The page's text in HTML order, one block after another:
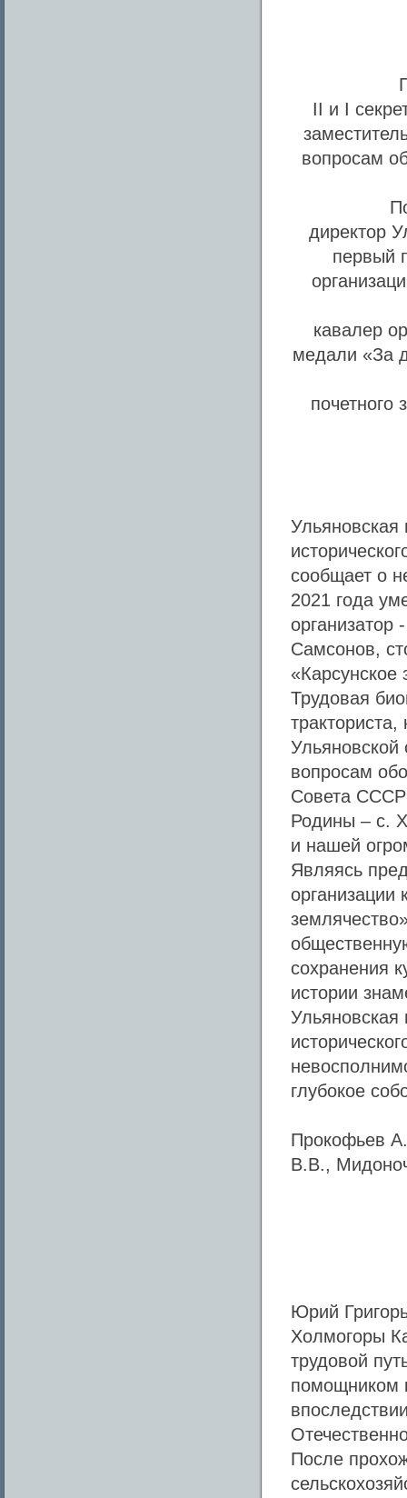
II и I
вопросам
директор
первый
кавалер
медали «За
почетного
Ульяновская
сообщает о
2021 года
организатор
Самсонов,
Трудовая
Ульяновской
вопросам
Совета СССР
Родины – с.
и нашей
Являясь
организации
сохранения
истории
Ульяновская
глубокое
Прокофьев
В.В.,
Юрий
Холмогоры
трудовой
помощником
После